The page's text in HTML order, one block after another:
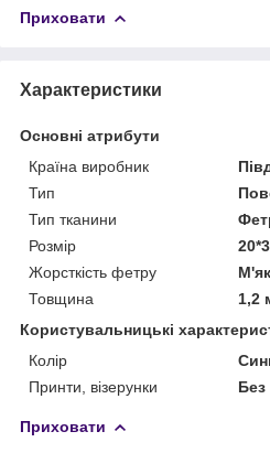
Приховати
Характеристики
Основні атрибути
Країна виробник
Тип
Тип тканини
Розмір
Жорсткість фетру
Товщина
1,2
Користувальницькі
Колір
Принти, візерунки
Приховати